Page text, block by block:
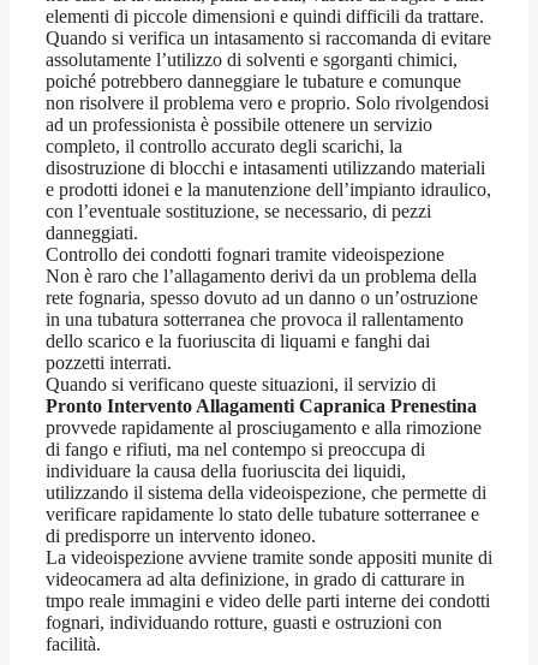
elementi di piccole dimensioni e quindi difficili da trattare.
Quando si verifica un intasamento si raccomanda di evitare
assolutamente l’utilizzo di solventi e sgorganti chimici,
poiché potrebbero danneggiare le tubature e comunque
non risolvere il problema vero e proprio. Solo rivolgendosi
ad un professionista è possibile ottenere un servizio
completo, il controllo accurato degli scarichi, la
disostruzione di blocchi e intasamenti utilizzando materiali
e prodotti idonei e la manutenzione dell’impianto idraulico,
con l’eventuale sostituzione, se necessario, di pezzi
danneggiati.
Controllo dei condotti fognari tramite videoispezione
Non è raro che l’allagamento derivi da un problema della
rete fognaria, spesso dovuto ad un danno o un’ostruzione
in una tubatura sotterranea che provoca il rallentamento
dello scarico e la fuoriuscita di liquami e fanghi dai
pozzetti interrati.
Quando si verificano queste situazioni, il servizio di
Pronto Intervento Allagamenti Capranica Prenestina
provvede rapidamente al prosciugamento e alla rimozione
di fango e rifiuti, ma nel contempo si preoccupa di
individuare la causa della fuoriuscita dei liquidi,
utilizzando il sistema della videoispezione, che permette di
verificare rapidamente lo stato delle tubature sotterranee e
di predisporre un intervento idoneo.
La videoispezione avviene tramite sonde appositi munite di
videocamera ad alta definizione, in grado di catturare in
tmpo reale immagini e video delle parti interne dei condotti
fognari, individuando rotture, guasti e ostruzioni con
facilità.